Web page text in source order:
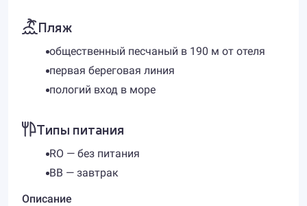
Пляж
общественный песчаный в 190 м от отеля
первая береговая линия
пологий вход в море
Типы питания
RO — без питания
BB — завтрак
Описание